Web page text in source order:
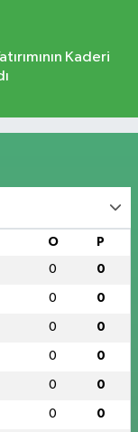
Kaderi
O P
0 0
0 0
0 0
0 0
0 0
0 0